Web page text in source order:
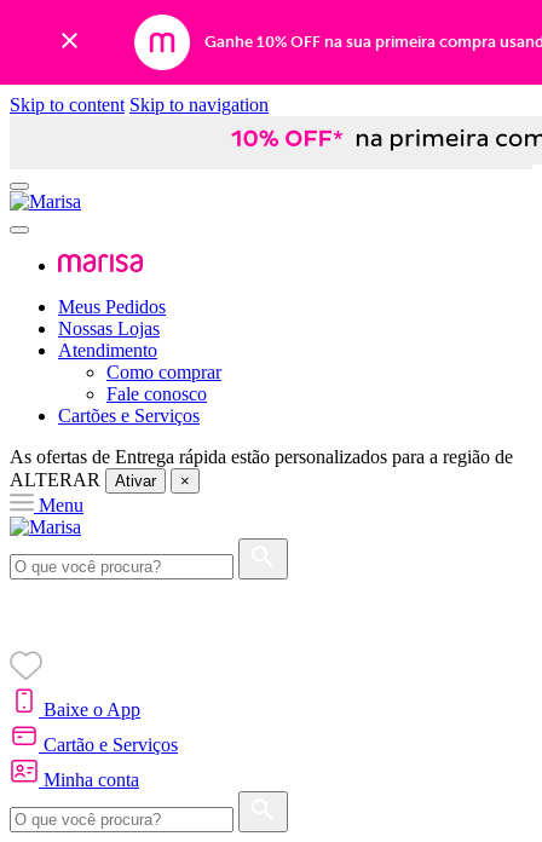
Ganhe 10% OFF na sua primeira compra
Skip to content Skip to navigation
Meus Pedidos
Nossas Lojas
Atendimento
Como comprar
Fale conosco
Cartões e Serviços
As ofertas de Entrega rápida estão personalizados para a região de
ALTERAR
Ativar ×
Menu
Baixe o App
Cartão e Serviços
Minha conta